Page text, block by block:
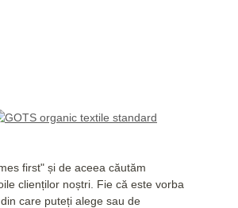
first" și de aceea căutăm
clienților noștri. Fie că este vorba
care puteți alege sau de